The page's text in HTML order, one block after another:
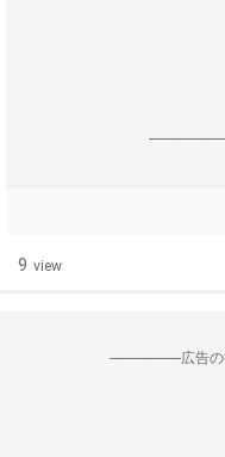
9 view
--------------------広告